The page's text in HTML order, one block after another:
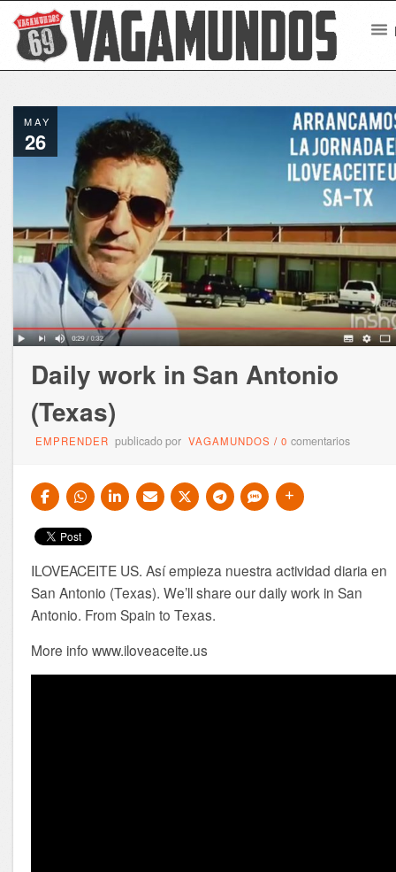
MAY
26
Daily work in San Antonio
(Texas)
EMPRENDER publicado por VAGAMUNDOS /0comentarios
ILOVEACEITE US. Así empieza nuestra actividad diaria en
San Antonio (Texas). We’ll share our daily work in San
Antonio. From Spain to Texas.
More info www.iloveaceite.us